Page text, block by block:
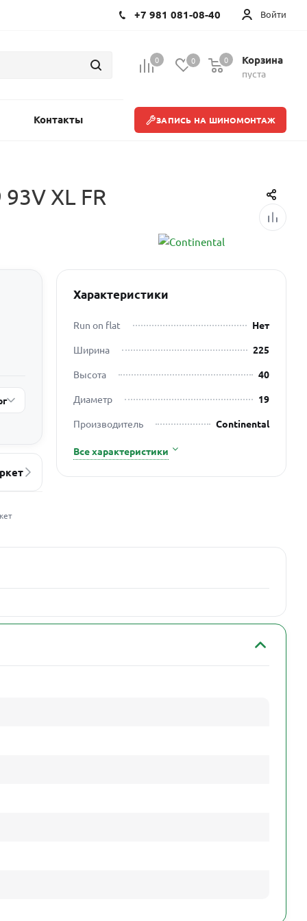
Войти
+7 981 081-08-40
0 0 Корзина
пуста
0
Контакты ЗАПИСЬ НА ШИНОМОНТАЖ
XL FR
Характеристики
Run on flat
Нет
Ширина
225
Высота
40
Диаметр
19
Производитель
Continental
Все характеристики